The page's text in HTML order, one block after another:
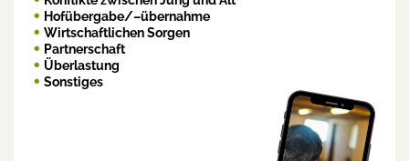
Hofübergabe/–übernahme
Wirtschaftlichen Sorgen
Partnerschaft
Überlastung
Sonstiges